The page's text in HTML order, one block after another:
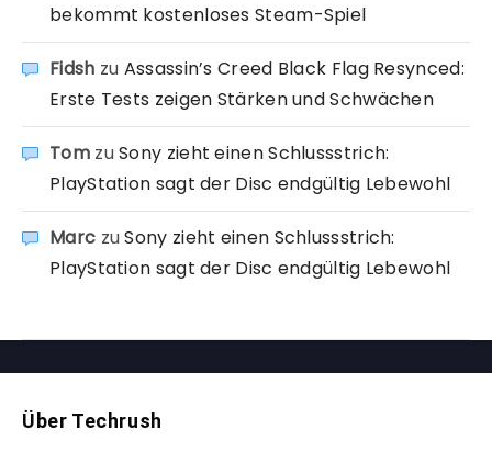
bekommt kostenloses Steam-Spiel
Fidsh zu Assassin’s Creed Black Flag Resynced:
Erste Tests zeigen Stärken und Schwächen
TomzuSony zieht einen Schlussstrich:
PlayStation sagt der Disc endgültig Lebewohl
Marc zuSony zieht einen Schlussstrich:
PlayStation sagt der Disc endgültig Lebewohl
Über Techrush